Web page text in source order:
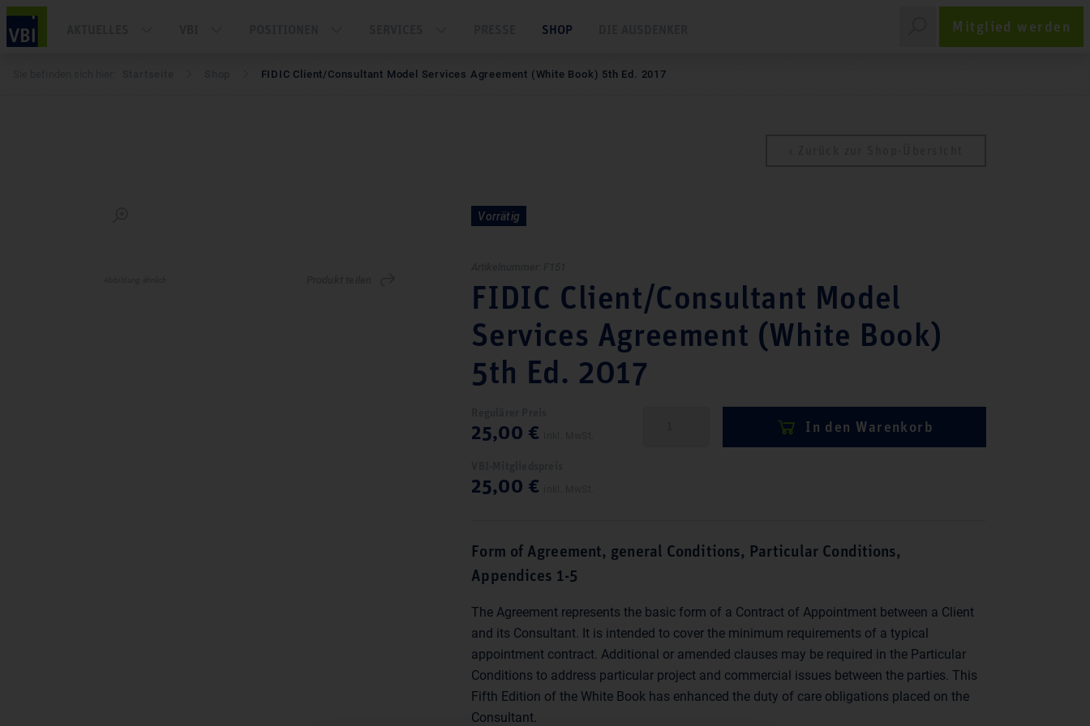
SHOP Mitglied werden
FIDIC Client/Consultant Model Services Agreement (White Book) 5th Ed. 2017
FIDIC Client/Consultant Model
Services Agreement (White Book)
5th Ed. 2017
25,00 €
25,00 €
Form of Agreement, general Conditions, Particular Conditions,
Appendices 1-5
The Agreement represents the basic form of a Contract of Appointment between a Client
and its Consultant. It is intended to cover the minimum requirements of a typical
appointment contract. Additional or amended clauses may be required in the Particular
Conditions to address particular project and commercial issues between the parties. This
Fifth Edition of the White Book has enhanced the duty of care obligations placed on the
Consultant.
Vorrätig
Book)
2017
Menge
In den Warenkorb